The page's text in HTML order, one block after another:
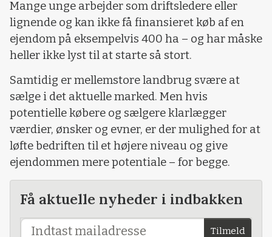
Mange unge arbejder som driftsledere eller
lignende og kan ikke få finansieret køb af en
ejendom på eksempelvis 400 ha – og har måske
heller ikke lyst til at starte så stort.
Samtidig er mellemstore landbrug svære at
sælge i det aktuelle marked. Men hvis
potentielle købere og sælgere klarlægger
værdier, ønsker og evner, er der mulighed for at
løfte bedriften til et højere niveau og give
ejendommen mere potentiale – for begge.
Få aktuelle nyheder i indbakken
Tilmeld